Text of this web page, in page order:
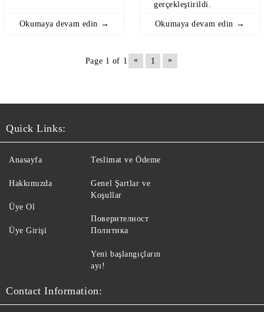
Okumaya devam edin →
gerçekleştirildi.
Okumaya devam edin →
Page 1 of 1 « 1 »
Quick Links:
Anasayfa
Hakkımızda
Üye Ol
Üye Girişi
Teslimat ve Ödeme
Genel Şartlar ve
Koşullar
Поверителност
Политика
Yeni başlangıçların
ayı!
Contact Information: